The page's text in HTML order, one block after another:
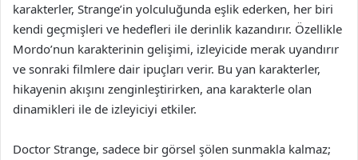
karakterler, Strange’in yolculuğunda eşlik ederken, her biri
kendi geçmişleri ve hedefleri ile derinlik kazandırır. Özellikle
Mordo’nun karakterinin gelişimi, izleyicide merak uyandırır
ve sonraki filmlere dair ipuçları verir. Bu yan karakterler,
hikayenin akışını zenginleştirirken, ana karakterle olan
dinamikleri ile de izleyiciyi etkiler.
Doctor Strange, sadece bir görsel şölen sunmakla kalmaz;